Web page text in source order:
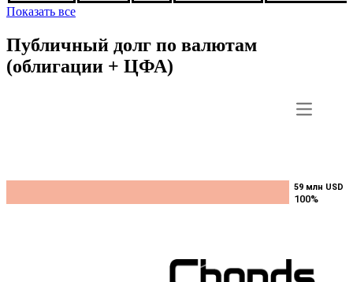
Показать все
Публичный долг по валютам
(облигации + ЦФА)
59 млн USD
100%
59 млн USD
100%